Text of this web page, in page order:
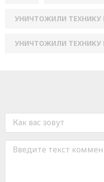
УНИЧТОЖИЛИ ТЕХНИКУ
УНИЧТОЖИЛИ ТЕХНИКУ